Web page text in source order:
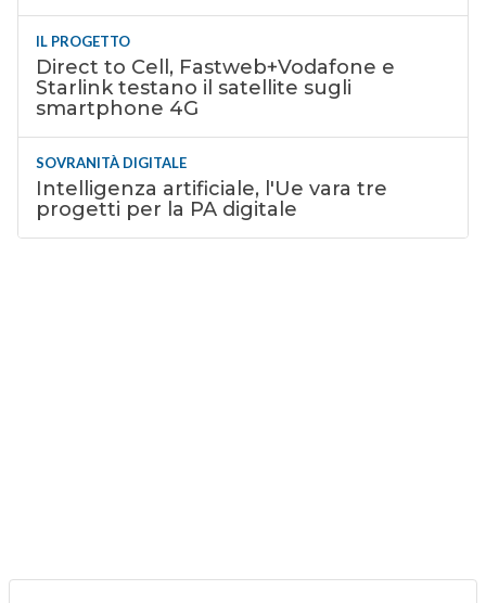
IL PROGETTO
Direct to Cell, Fastweb+Vodafone e
Starlink testano il satellite sugli
smartphone 4G
SOVRANITÀ DIGITALE
Intelligenza artificiale, l'Ue vara tre
progetti per la PA digitale